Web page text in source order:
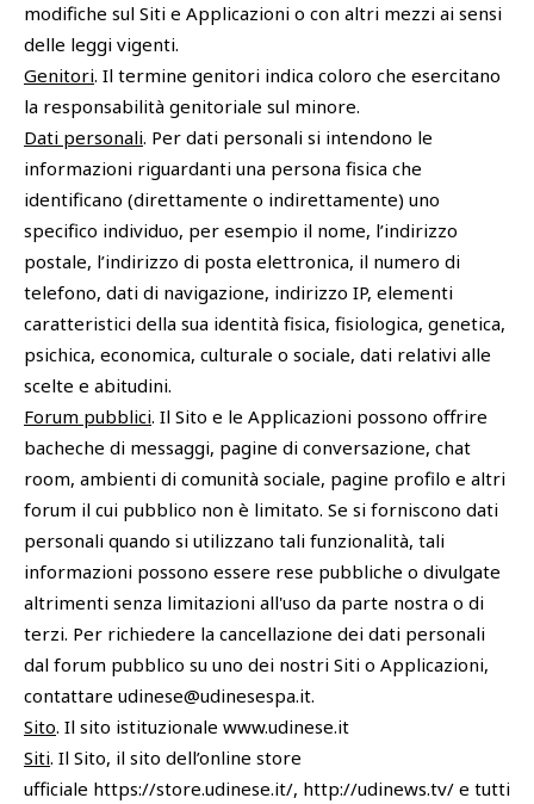
modifiche sul Siti e Applicazioni o con altri mezzi ai sensi
delle leggi vigenti.
Genitori. Il termine genitori indica coloro che esercitano
la responsabilità genitoriale sul minore.
Dati personali. Per dati personali si intendono le
informazioni riguardanti una persona fisica che
identificano (direttamente o indirettamente) uno
specifico individuo, per esempio il nome, l’indirizzo
postale, l’indirizzo di posta elettronica, il numero di
telefono, dati di navigazione, indirizzo IP, elementi
caratteristici della sua identità fisica, fisiologica, genetica,
psichica, economica, culturale o sociale, dati relativi alle
scelte e abitudini.
Forum pubblici. Il Sito e le Applicazioni possono offrire
bacheche di messaggi, pagine di conversazione, chat
room, ambienti di comunità sociale, pagine profilo e altri
forum il cui pubblico non è limitato. Se si forniscono dati
personali quando si utilizzano tali funzionalità, tali
informazioni possono essere rese pubbliche o divulgate
altrimenti senza limitazioni all'uso da parte nostra o di
terzi. Per richiedere la cancellazione dei dati personali
dal forum pubblico su uno dei nostri Siti o Applicazioni,
contattare udinese@udinesespa.it.
Sito. Il sito istituzionale www.udinese.it
Siti. Il Sito, il sito dell’online store
ufficiale https://store.udinese.it/, http://udinews.tv/ e tutti